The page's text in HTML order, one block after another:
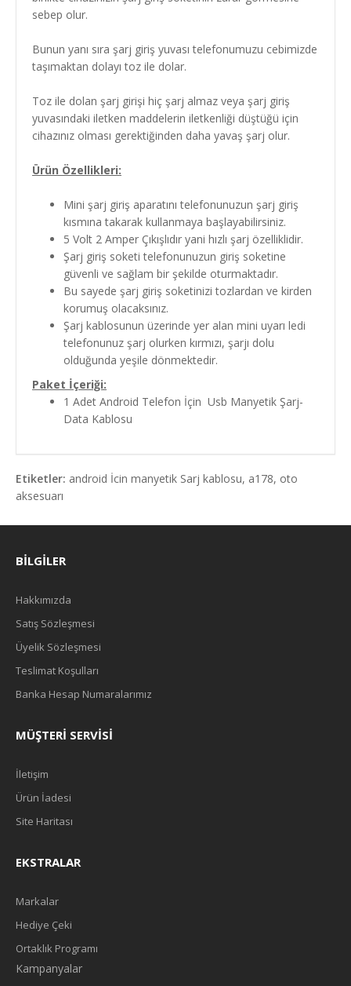
sebep olur.
Bunun yanı sıra şarj giriş yuvası telefonumuzu cebimizde
taşımaktan dolayı toz ile dolar.
Toz ile dolan şarj girişi hiç şarj almaz veya şarj giriş
yuvasındaki iletken maddelerin iletkenliği düştüğü için
cihazınız olması gerektiğinden daha yavaş şarj olur.
Ürün Özellikleri:
Mini şarj giriş aparatını telefonunuzun şarj giriş
kısmına takarak kullanmaya başlayabilirsiniz.
5 Volt 2 Amper Çıkışlıdır yani hızlı şarj özelliklidir.
Şarj giriş soketi telefonunuzun giriş soketine
güvenli ve sağlam bir şekilde oturmaktadır.
Bu sayede şarj giriş soketinizi tozlardan ve kirden
korumuş olacaksınız.
Şarj kablosunun üzerinde yer alan mini uyarı ledi
telefonunuz şarj olurken kırmızı, şarjı dolu
olduğunda yeşile dönmektedir.
Paket İçeriği:
1 Adet Android Telefon İçin Usb Manyetik Şarj-
Data Kablosu
Etiketler: android İcin manyetik Sarj kablosu, a178, oto
aksesuarı
BILGILER
Hakkımızda
Satış Sözleşmesi
Üyelik Sözleşmesi
Teslimat Koşulları
Banka Hesap Numaralarımız
MÜŞTERI SERVISI
İletişim
Ürün İadesi
Site Haritası
EKSTRALAR
Markalar
Hediye Çeki
Ortaklık Programı
Kampanyalar